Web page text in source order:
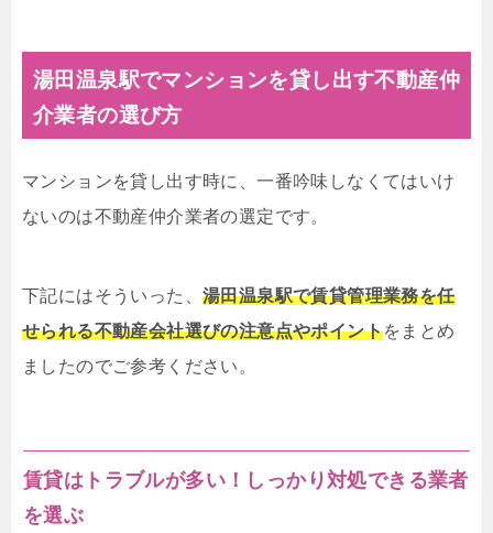
湯田温泉駅でマンションを貸し出す不動産仲
介業者の選び方
マンションを貸し出す時に、一番吟味しなくてはいけ
ないのは不動産仲介業者の選定です。
下記にはそういった、 湯田温泉駅で賃貸管理業務を任
せられる不動産会社選びの注意点やポイントをまとめ
ましたのでご参考ください。
賃貸はトラブルが多い！しっかり対処できる業者
を選ぶ